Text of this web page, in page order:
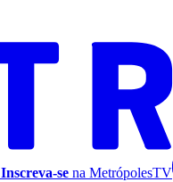
Inscreva-se na MetrópolesTV